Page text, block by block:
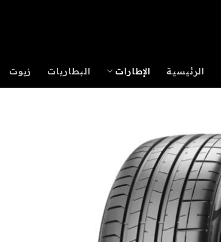
الرئيسية الإطارات البطاريات زيوت